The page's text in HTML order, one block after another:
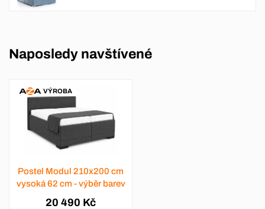
Naposledy navštívené
VÝROBA
Postel Modul 210x200 cm
vysoká 62 cm - výběr barev
20 490 Kč